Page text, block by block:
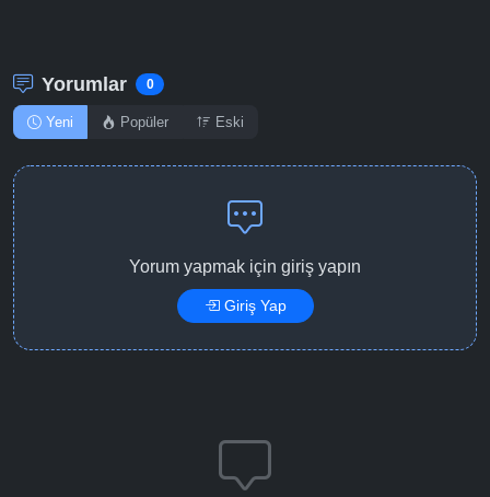
Bölüm No: 13
Yorumlar 0
Yeni Popüler Eski
Yorum yapmak için giriş yapın
Giriş Yap